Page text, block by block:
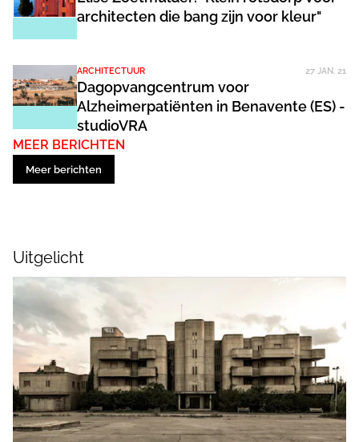
architecten die bang zijn voor kleur"
ARCHITECTUUR 27 JAN. 21
Dagopvangcentrum voor
Alzheimerpatiënten in Benavente (ES) -
studioVRA
MEER BERICHTEN
Meer berichten
Uitgelicht